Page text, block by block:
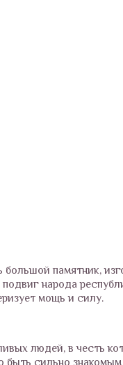
большой памятник,
подвиг народа
мощь и силу.
людей, в честь
быть сильно